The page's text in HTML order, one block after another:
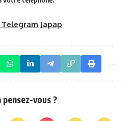
Telegram Japap
pensez-vous ?